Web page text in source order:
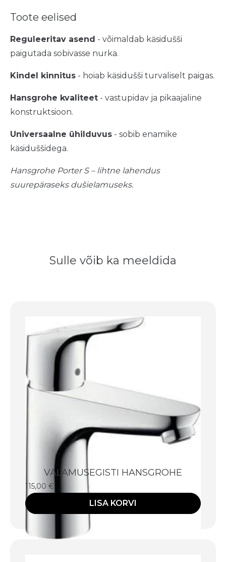
Toote eelised
Reguleeritav asend - võimaldab käsidušši
paigutada sobivasse nurka.
Kindel kinnitus - hoiab käsidušši turvaliselt paigas.
Hansgrohe kvaliteet - vastupidav ja pikaajaline
konstruktsioon.
Universaalne ühilduvus - sobib enamike
käsiduššidega.
Hansgrohe Porter S – lihtne lahendus
suurepäraseks dušielamuseks.
Sulle võib ka meeldida
VALAMUSEGISTI HANSGROHE
115,00 €
LISA KORVI